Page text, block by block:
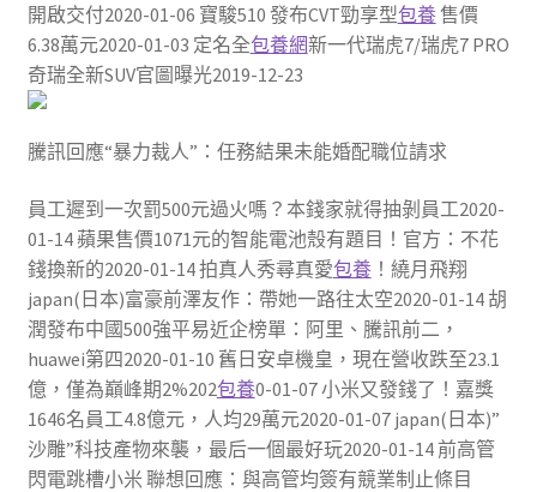
開啟交付2020-01-06 寶駿510 發布CVT勁享型包養售價
6.38萬元2020-01-03 ​定名全包養網新一代瑞虎7/瑞虎7 PRO
奇瑞全新SUV官圖曝光2019-12-23
騰訊回應“暴力裁人”：任務結果未能婚配職位請求
員工遲到一次罰500元過火嗎？本錢家就得抽剝員工2020-
01-14 蘋果售價1071元的智能電池殼有題目！官方：不花
錢換新的2020-01-14 拍真人秀尋真愛包養！繞月飛翔
japan(日本)富豪前澤友作：帶她一路往太空2020-01-14 胡
潤發布中國500強平易近企榜單：阿里、騰訊前二，
huawei第四2020-01-10 舊日安卓機皇，現在營收跌至23.1
億，僅為巔峰期2%202包養0-01-07 小米又發錢了！嘉獎
1646名員工4.8億元，人均29萬元2020-01-07 japan(日本)”
沙雕”科技產物來襲，最后一個最好玩2020-01-14 前高管
閃電跳槽小米 聯想回應：與高管均簽有競業制止條目